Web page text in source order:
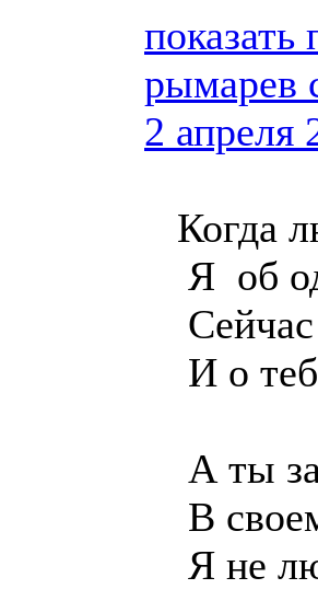
рымарев
2 апреля
Когда
Я об
Сейчас
И о
А ты за
В
Я не